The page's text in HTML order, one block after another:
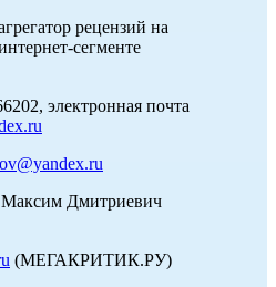
рецензий на
сегменте
электронная почта
Дмитриевич
(МЕГАКРИТИК.РУ)